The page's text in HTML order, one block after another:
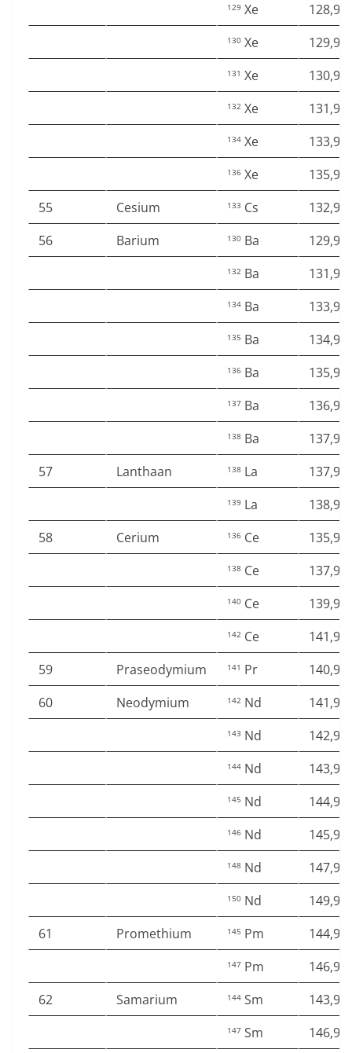
129 Xe
130 Xe
131 Xe
132 Xe
134 Xe
136 Xe
55
Cesium 133 Cs
56
Barium 130 Ba
132 Ba
134 Ba
135 Ba
136 Ba
137 Ba
138 Ba
57
Lanthaan 138 La
139 La
58
Cerium 136 Ce
138 Ce
140 Ce
142 Ce
59
Praseodymium 141 Pr
60
Neodymium 142 Nd
143 Nd
144 Nd
145 Nd
146 Nd
148 Nd
150 Nd
61
Promethium 145 Pm
147 Pm
62
Samarium 144 Sm
147 Sm